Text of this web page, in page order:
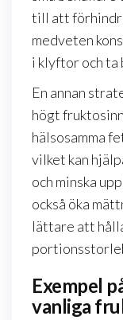
till att
medveten
i klyftor och ta
En annan
högt
hälsosamma
vilket kan
och minska
också öka
lättare att
Exempel
vanliga